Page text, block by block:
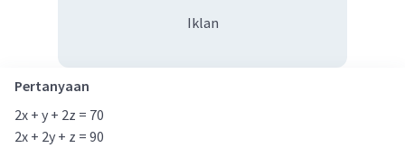
Iklan
Pertanyaan
2x + y + 2z = 70
2x + 2y + z = 90